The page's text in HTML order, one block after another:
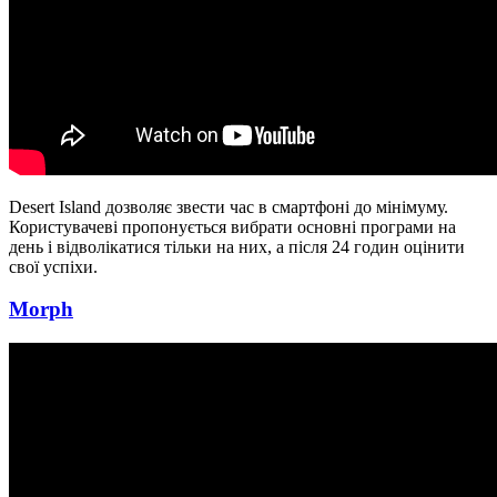
Desert Island дозволяє звести час в смартфоні до мінімуму.
Користувачеві пропонується вибрати основні програми на
день і відволікатися тільки на них, а після 24 годин оцінити
свої успіхи.
Morph